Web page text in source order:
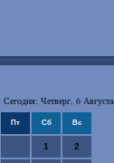
Сегодня: Четверг, 6 Августа
Пт Сб Вс
1 2